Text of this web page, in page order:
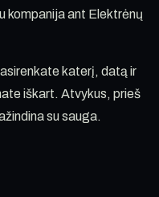
kompanija ant Elektrėnų
katerį, datą ir
iškart. Atvykus, prieš
su sauga.